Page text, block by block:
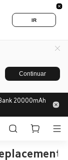
IR
Continuar
20000mAh